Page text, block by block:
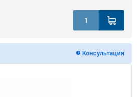
Консультация